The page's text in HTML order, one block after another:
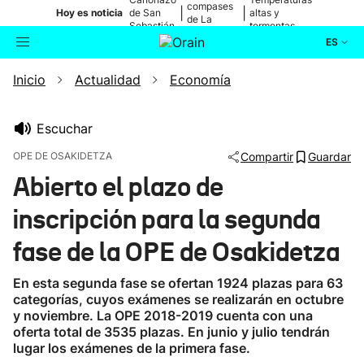
Hoy es noticia de San
Sebastián
compases
de La
altas y
tormentas
ES
Buscador Actualidad
Ikusmiran
Eguraldia
Inicio Actualidad Economía
Escuchar
OPE DE OSAKIDETZA Compartir Guardar
Abierto el plazo de
inscripción para la segunda
fase de la OPE de Osakidetza
En esta segunda fase se ofertan 1924 plazas para 63
categorías, cuyos exámenes se realizarán en octubre
y noviembre. La OPE 2018-2019 cuenta con una
oferta total de 3535 plazas. En junio y julio tendrán
lugar los exámenes de la primera fase.